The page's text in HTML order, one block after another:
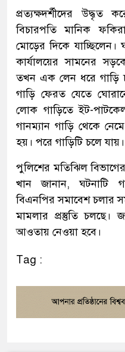
প্রত্যক্ষদর্শীদের উদ্ধৃত
বিচারপতি মানিক
মোড়ের দিকে যাচ্ছিলেন।
কার্যালয়ের সামনের
তখন এক লেন ধরে গাড়ি
গাড়ি ফেরত যেতে
লোক গাড়িতে ইট-
গানম্যান গাড়ি থেকে
হয়। পরে গাড়িটি চলে যায়।
পুলিশের মতিঝিল
খান জানান, ঘটনাটি
বিএনপির সমাবেশ চলার
মামলার প্রস্তুতি চলছে।
আওতায় নেওয়া হবে।
Tag :